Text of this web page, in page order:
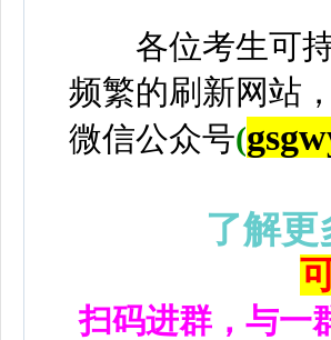
各位考生可
频繁的刷新网站
微信公众号(
了解
扫码进群，与一